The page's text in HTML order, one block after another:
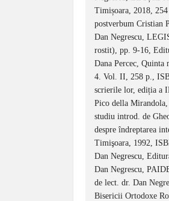
Timișoara, 2018,
postverbum Cristian
Dan Negrescu,
rostit), pp. 9-16,
Dana Percec,
4. Vol. II, 258 p.,
scrierile lor, ediția a
Pico della Mirandola,
studiu introd. de
despre îndreptarea
Timişoara, 1992,
Dan Negrescu,
Dan Negrescu,
de lect. dr. Dan
Bisericii Ortodoxe